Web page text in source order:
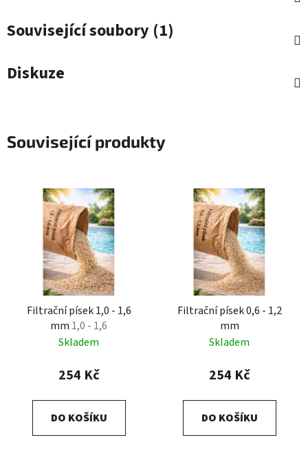
Související soubory (1)
Diskuze
Související produkty
Filtrační písek 1,0 - 1,6
mm 1,0 - 1,6
Skladem
254 Kč
DO KOŠÍKU
Filtrační písek 0,6 - 1,2
mm
Skladem
254 Kč
DO KOŠÍKU